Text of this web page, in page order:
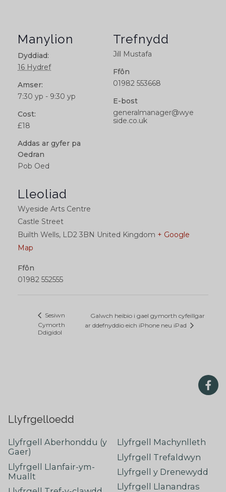
Manylion
Dyddiad:
16 Hydref
Amser:
7:30 yp - 9:30 yp
Cost:
£18
Addas ar gyfer pa
Oedran
Pob Oed
Lleoliad
Wyeside Arts Centre
Castle Street
Builth Wells, LD2 3BN United Kingdom + Google
Map
Ffôn
01982 552555
Trefnydd
Jill Mustafa
Ffôn
01982 553668
E-bost
generalmanager@wye
side.co.uk
Sesiwn
Cymorth
Ddigidol
Galwch heibio i gael gymorth cyfeillgar
ar ddefnyddio eich iPhone neu iPad
Llyfrgelloedd
Llyfrgell Aberhonddu (y
Gaer)
Llyfrgell Llanfair-ym-
Muallt
Llyfrgell Machynlleth
Llyfrgell Trefaldwyn
Llyfrgell y Drenewydd
Llyfrgell Llanandras